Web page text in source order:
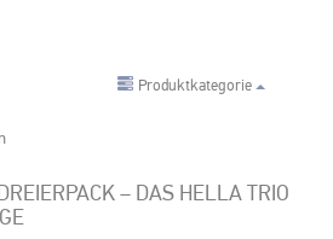
Produktkategorie
– DAS HELLA TRIO